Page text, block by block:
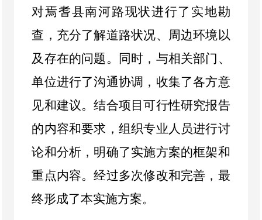
对焉耆县南河路现状进行了实地勘
查，充分了解道路状况、周边环境以
及存在的问题。同时，与相关部门、
单位进行了沟通协调，收集了各方意
见和建议。结合项目可行性研究报告
的内容和要求，组织专业人员进行讨
论和分析，明确了实施方案的框架和
重点内容。经过多次修改和完善，最
终形成了本实施方案。